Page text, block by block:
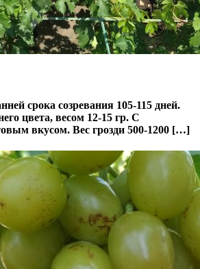
срока созревания 105-115 дней.
цвета, весом 12-15 гр. С
вкусом. Вес грозди 500-1200 […]